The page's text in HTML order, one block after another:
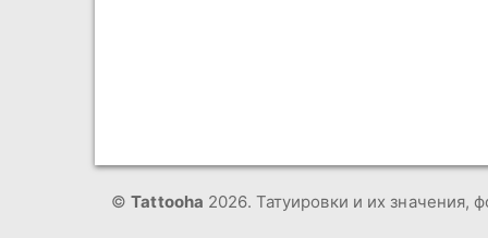
©Tattooha 2026. Татуировки и их значения,